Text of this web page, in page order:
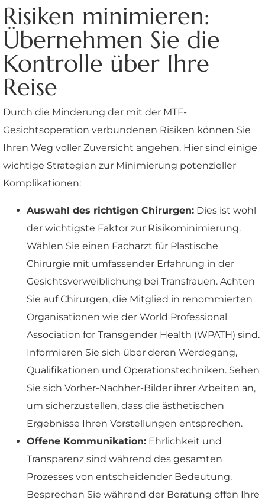
Risiken minimieren:
Übernehmen Sie die
Kontrolle über Ihre
Reise
Durch die Minderung der mit der MTF-
Gesichtsoperation verbundenen Risiken können Sie
Ihren Weg voller Zuversicht angehen. Hier sind einige
wichtige Strategien zur Minimierung potenzieller
Komplikationen:
Auswahl des richtigen Chirurgen: Dies ist wohl
der wichtigste Faktor zur Risikominimierung.
Wählen Sie einen Facharzt für Plastische
Chirurgie mit umfassender Erfahrung in der
Gesichtsverweiblichung bei Transfrauen. Achten
Sie auf Chirurgen, die Mitglied in renommierten
Organisationen wie der World Professional
Association for Transgender Health (WPATH) sind.
Informieren Sie sich über deren Werdegang,
Qualifikationen und Operationstechniken. Sehen
Sie sich Vorher-Nachher-Bilder ihrer Arbeiten an,
um sicherzustellen, dass die ästhetischen
Ergebnisse Ihren Vorstellungen entsprechen.
Offene Kommunikation: Ehrlichkeit und
Transparenz sind während des gesamten
Prozesses von entscheidender Bedeutung.
Besprechen Sie während der Beratung offen Ihre